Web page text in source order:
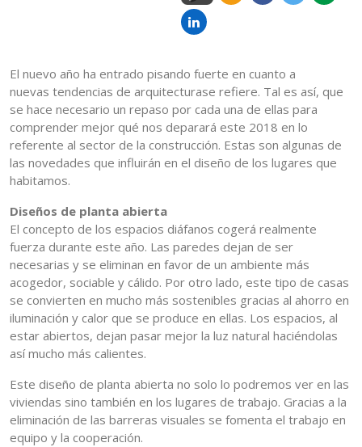
El nuevo año ha entrado pisando fuerte en cuanto a
nuevas tendencias de arquitecturase refiere. Tal es así, que
se hace necesario un repaso por cada una de ellas para
comprender mejor qué nos deparará este 2018 en lo
referente al sector de la construcción. Estas son algunas de
las novedades que influirán en el diseño de los lugares que
habitamos.
Diseños de planta abierta
El concepto de los espacios diáfanos cogerá realmente
fuerza durante este año. Las paredes dejan de ser
necesarias y se eliminan en favor de un ambiente más
acogedor, sociable y cálido. Por otro lado, este tipo de casas
se convierten en mucho más sostenibles gracias al ahorro en
iluminación y calor que se produce en ellas. Los espacios, al
estar abiertos, dejan pasar mejor la luz natural haciéndolas
así mucho más calientes.
Este diseño de planta abierta no solo lo podremos ver en las
viviendas sino también en los lugares de trabajo. Gracias a la
eliminación de las barreras visuales se fomenta el trabajo en
equipo y la cooperación.